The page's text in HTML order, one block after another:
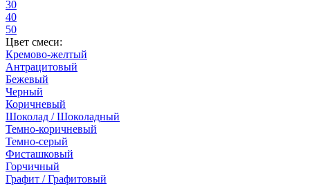
30
40
50
Цвет смеси:
Кремово-желтый
Антрацитовый
Бежевый
Черный
Коричневый
Шоколад / Шоколадный
Темно-коричневый
Темно-серый
Фисташковый
Горчичный
Графит / Графитовый